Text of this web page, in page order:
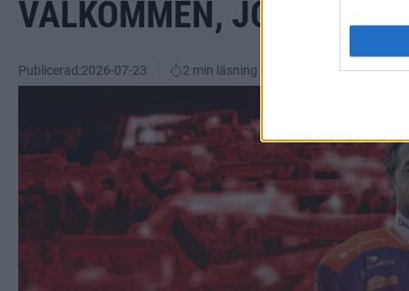
VÄLKOMMEN,
Publicerad:2026-07-23 2 min läsning